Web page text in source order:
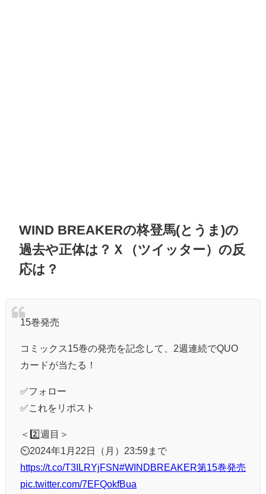
WIND BREAKERの柊登馬(とうま)の
過去や正体は？Ｘ（ツイッター）の反
応は？
15巻発売
コミックス15巻の発売を記念して、2週連続でQUO
カードが当たる！
✅フォロー
✅これをリポスト
＜2️⃣週目＞
⏲️2024年1月22日（月）23:59まで
https://t.co/T3ILRYjFSN#WINDBREAKER第15巻発売
pic.twitter.com/7EFQokfBua